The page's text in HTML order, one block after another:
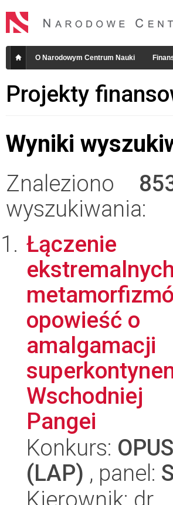
O Narodowym Centrum Nauki
Projekty
Wyniki
Znaleziono
wyszukiwania:
Łączenie
ekstremalnych
opowieść o
amalgamacji
Wschodniej
Pangei
Konkurs:
(LAP) , panel:
Kierownik: dr